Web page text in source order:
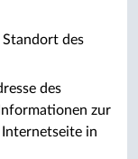
des
des
zur
in